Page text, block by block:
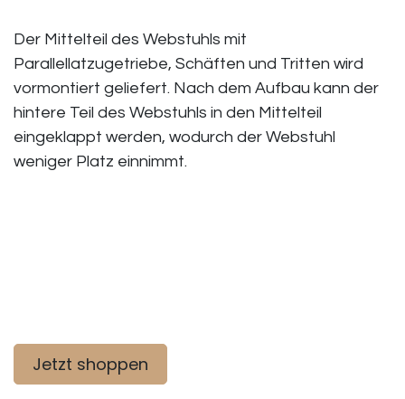
Der Mittelteil des Webstuhls mit
Parallellatzugetriebe, Schäften und Tritten wird
vormontiert geliefert. Nach dem Aufbau kann der
hintere Teil des Webstuhls in den Mittelteil
eingeklappt werden, wodurch der Webstuhl
weniger Platz einnimmt.​
Jetzt shoppen